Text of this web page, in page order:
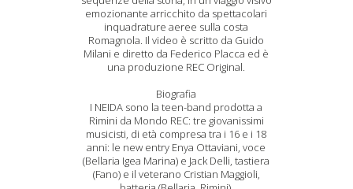
emozionante arricchito da spettacolari
inquadrature aeree sulla costa
Romagnola. Il video è scritto da Guido
Milani e diretto da Federico Placca ed è
una produzione REC Original.
Biografia
I NEIDA sono la teen-band prodotta a
Rimini da Mondo REC: tre giovanissimi
musicisti, di età compresa tra i 16 e i 18
anni: le new entry Enya Ottaviani, voce
(Bellaria Igea Marina) e Jack Delli, tastiera
(Fano) e il veterano Cristian Maggioli,